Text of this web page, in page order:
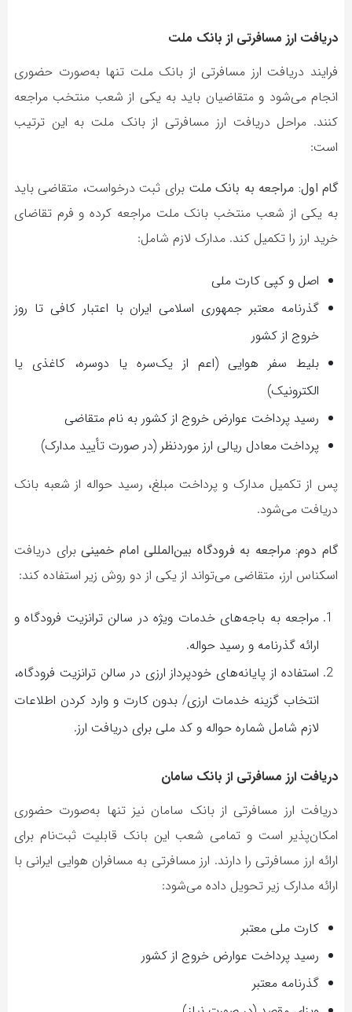
دریافت ارز مسافرتی از بانک ملت
فرایند دریافت ارز مسافرتی از بانک ملت تنها به‌صورت حضوری
انجام می‌شود و متقاضیان باید به یکی از شعب منتخب مراجعه
کنند. مراحل دریافت ارز مسافرتی از بانک ملت به این ترتیب
است:
گام اول: مراجعه به بانک ملت برای ثبت درخواست، متقاضی باید
به یکی از شعب منتخب بانک ملت مراجعه کرده و فرم تقاضای
خرید ارز را تکمیل کند. مدارک لازم شامل:
اصل و کپی کارت ملی
گذرنامه معتبر جمهوری اسلامی ایران با اعتبار کافی تا روز
خروج از کشور
بلیط سفر هوایی (اعم از یک‌سره یا دوسره، کاغذی یا
الکترونیک)
رسید پرداخت عوارض خروج از کشور به نام متقاضی
پرداخت معادل ریالی ارز موردنظر (در صورت تأیید مدارک)
پس از تکمیل مدارک و پرداخت مبلغ، رسید حواله از شعبه بانک
دریافت می‌شود.
گام دوم: مراجعه به فرودگاه بین‌المللی امام خمینیبرای دریافت
اسکناس ارز، متقاضی می‌تواند از یکی از دو روش زیر استفاده کند:
مراجعه به باجه‌های خدمات ویژه در سالن ترانزیت فرودگاه و
ارائه گذرنامه و رسید حواله.
استفاده از پایانه‌های خودپرداز ارزی در سالن ترانزیت فرودگاه،
انتخاب گزینه خدمات ارزی/ بدون کارت و وارد کردن اطلاعات
لازم شامل شماره حواله و کد ملی برای دریافت ارز.
دریافت ارز مسافرتی از بانک سامان
دریافت ارز مسافرتی از بانک سامان نیز تنها به‌صورت حضوری
امکان‌پذیر است و تمامی شعب این بانک قابلیت ثبت‌نام برای
ارائه ارز مسافرتی را دارند. ارز مسافرتی به مسافران هوایی ایرانی با
ارائه مدارک زیر تحویل داده می‌شود:
کارت ملی معتبر
رسید پرداخت عوارض خروج از کشور
گذرنامه معتبر